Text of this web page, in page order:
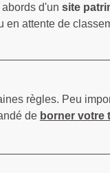
d'un site
attente de
règles. Peu
de borner votre